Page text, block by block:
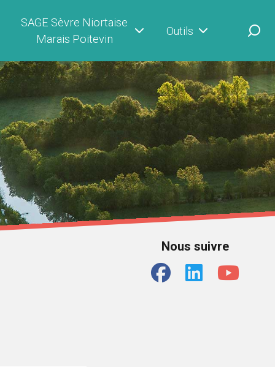
SAGE Sèvre Niortaise
Marais Poitevin
Outils
Nous suivre